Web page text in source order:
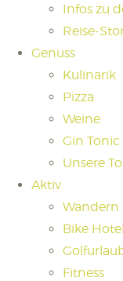
Infos zu
Reise-
Genuss
Kulinarik
Pizza
Weine
Gin Tonic
Unsere
Aktiv
Wandern
Bike Hotel
Fitness